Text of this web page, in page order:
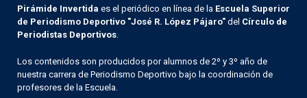
Pirámide Invertida es el periódico en línea de la Escuela Superior
de Periodismo Deportivo "José R. López Pájaro" del Círculo de
Periodistas Deportivos
Los contenidos son producidos por alumnos de 2º y 3º año de
nuestra carrera de Periodismo Deportivo bajo la coordinación de
profesores de la Escuela.